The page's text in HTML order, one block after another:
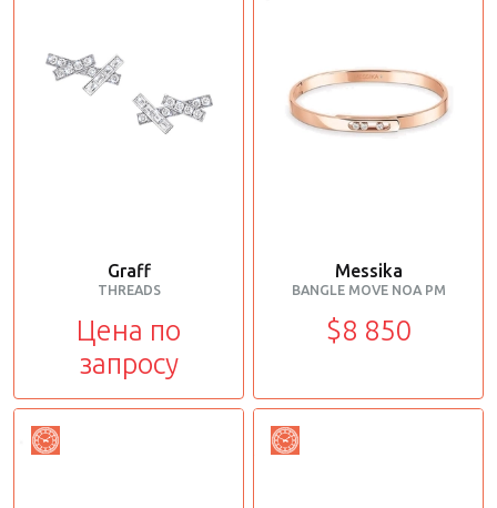
Graff
THREADS
Цена по
запросу
Messika
BANGLE MOVE NOA PM
$8 850